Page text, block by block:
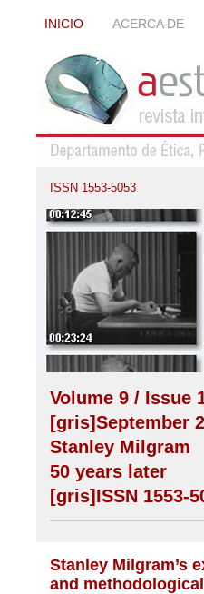
INICIO ACERCA DE
ISSN 1553-5053
Volume 9 / Issue
[gris]September
Stanley Milgram
50 years later
[gris]ISSN 1553-
Stanley Milgram’s
and